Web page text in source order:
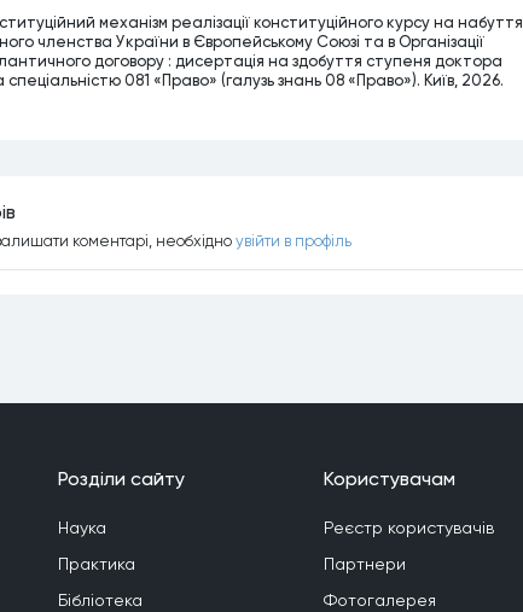
механізм реалізації конституційного курсу на набуття
членства України в Європейському Союзі та в Організації
договору : дисертація на здобуття ступеня доктора
спеціальністю 081 «Право» (галузь знань 08 «Право»). Київ, 2026.
коментарi, необхiдно увiйти в профiль
Роздiли сайту
Наука
Практика
Бiблiотека
Користувачам
Реєстр користувачiв
Партнери
Фотогалерея